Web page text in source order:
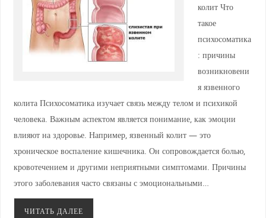
колит Что
такое
психосоматика
: причины
возникновени
я язвенного
колита Психосоматика изучает связь между телом и психикой
человека. Важным аспектом является понимание, как эмоции
влияют на здоровье. Например, язвенный колит — это
хроническое воспаление кишечника. Он сопровождается болью,
кровотечением и другими неприятными симптомами. Причины
этого заболевания часто связаны с эмоциональными…
ЧИТАТЬ ДАЛЕЕ